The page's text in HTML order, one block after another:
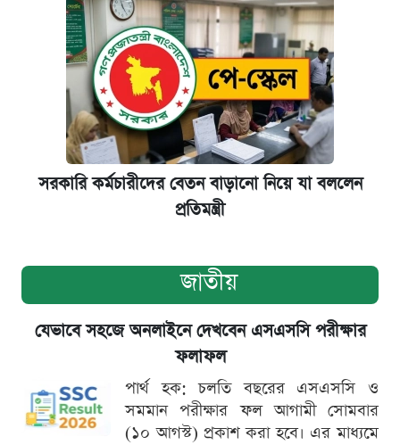
সরকারি কর্মচারীদের বেতন বাড়ানো নিয়ে যা বললেন
প্রতিমন্ত্রী
জাতীয়
যেভাবে সহজে অনলাইনে দেখবেন এসএসসি পরীক্ষার
ফলাফল
পার্থ হক: চলতি বছরের এসএসসি ও
সমমান পরীক্ষার ফল আগামী সোমবার
(১০ আগস্ট) প্রকাশ করা হবে। এর মাধ্যমে